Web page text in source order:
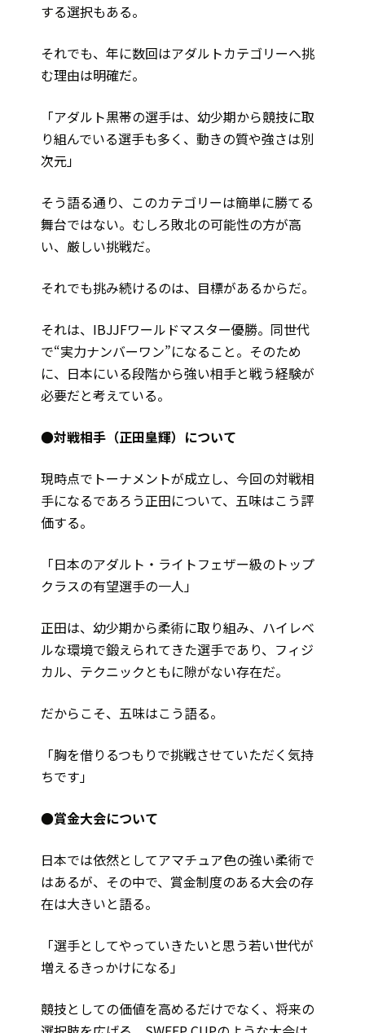
する選択もある。
それでも、年に数回はアダルトカテゴリーへ挑
む理由は明確だ。
「アダルト黒帯の選手は、幼少期から競技に取
り組んでいる選手も多く、動きの質や強さは別
次元」
そう語る通り、このカテゴリーは簡単に勝てる
舞台ではない。むしろ敗北の可能性の方が高
い、厳しい挑戦だ。
それでも挑み続けるのは、目標があるからだ。
それは、IBJJFワールドマスター優勝。同世代
で“実力ナンバーワン”になること。そのため
に、日本にいる段階から強い相手と戦う経験が
必要だと考えている。
●対戦相手（正田皇輝）について
現時点でトーナメントが成立し、今回の対戦相
手になるであろう正田について、五味はこう評
価する。
「日本のアダルト・ライトフェザー級のトップ
クラスの有望選手の一人」
正田は、幼少期から柔術に取り組み、ハイレベ
ルな環境で鍛えられてきた選手であり、フィジ
カル、テクニックともに隙がない存在だ。
だからこそ、五味はこう語る。
「胸を借りるつもりで挑戦させていただく気持
ちです」
●賞金大会について
日本では依然としてアマチュア色の強い柔術で
はあるが、その中で、賞金制度のある大会の存
在は大きいと語る。
「選手としてやっていきたいと思う若い世代が
増えるきっかけになる」
競技としての価値を高めるだけでなく、将来の